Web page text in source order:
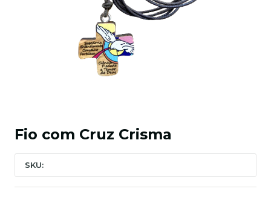
Fio com Cruz Crisma
SKU: